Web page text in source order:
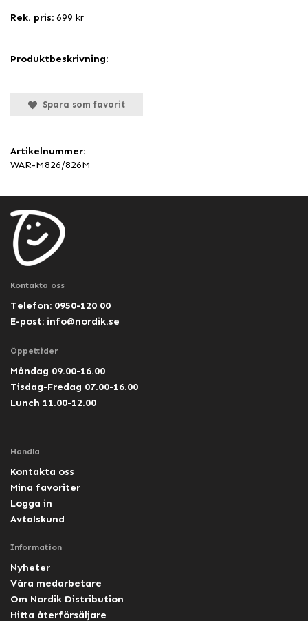
Rek. pris: 699 kr
Produktbeskrivning:
Spara som favorit
Artikelnummer:
WAR-M826/826M
Kontakta oss
Telefon: 0950-120 00
E-post: info@nordik.se
Öppettider
Måndag 09.00-16.00
Tisdag-Fredag 07.00-16.00
Lunch 11.00-12.00
Handla
Kontakta oss
Mina favoriter
Logga in
Avtalskund
Information
Nyheter
Våra medarbetare
Om Nordik Distribution
Hitta återförsäljare